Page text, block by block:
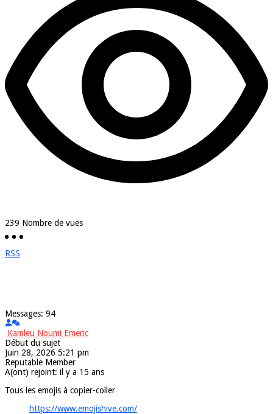
239 Nombre de vues
RSS
Messages: 94
Kamleu Noumi Emeric
Début du sujet
Juin 28, 2026 5:21 pm
Reputable Member
A(ont) rejoint: il y a 15 ans
Tous les emojis à copier-coller
https://www.emojishive.com/